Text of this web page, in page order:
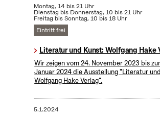
Montag, 14 bis 21 Uhr
Dienstag bis Donnerstag, 10 bis 21 Uhr
Freitag bis Sonntag, 10 bis 18 Uhr
Eintritt frei
Literatur und Kunst: Wolfgang Hake
Wir zeigen vom 24. November 2023 bis
Januar 2024 die Ausstellung "Literatur
Wolfgang Hake Verlag".
5.1.2024